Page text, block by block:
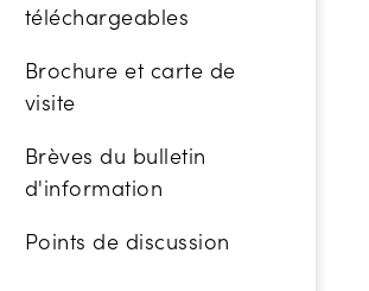
téléchargeables
Brochure et carte de
visite
Brèves du bulletin
d'information
Points de discussion